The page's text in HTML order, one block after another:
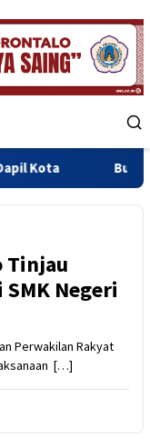
Bupati Sofyan
Tinjau
Negeri
Perwakilan Rakyat
[…]